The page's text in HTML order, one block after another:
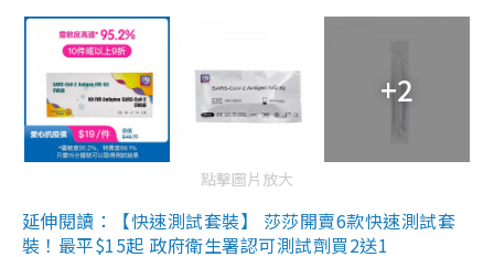
+2
點擊圖片放大
延伸閱讀：【快速測試套裝】 莎莎開賣6款快速測試套
裝！最平$15起 政府衛生署認可測試劑買2送1